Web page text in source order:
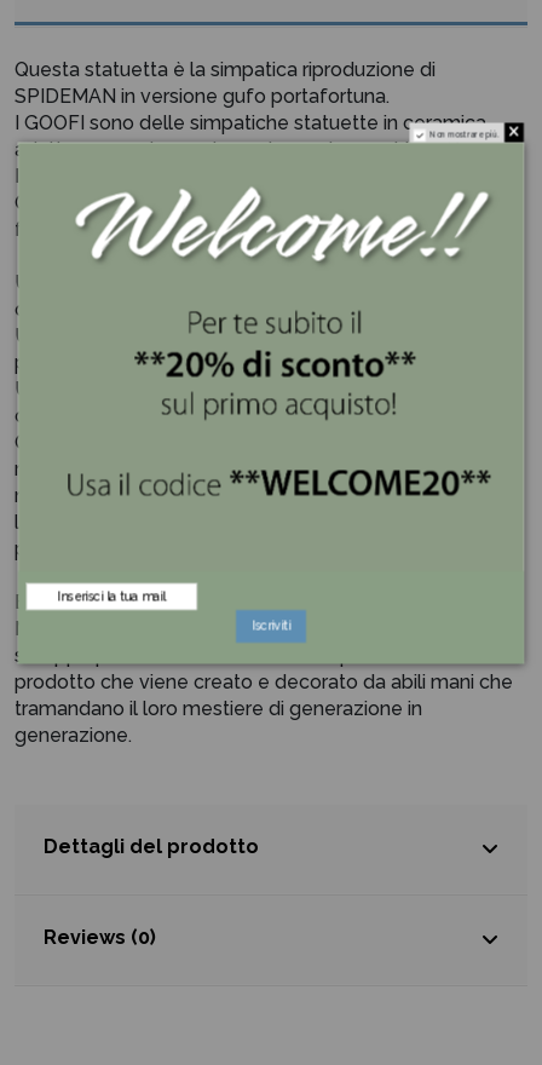
Questa statuetta è la simpatica riproduzione di
SPIDEMAN in versione gufo portafortuna.
I GOOFI sono delle simpatiche statuette in ceramica
adatte per ogni occasione, da regalare a chi vuoi bene.
Ognuno di noi ne ha una, perché nulla al mondo è stato
fatto senza Passione!
Un GOOFI è... uno sguardo stralunato e meravigliato, su
questo mondo così veloce e turbinoso.
Un GOOFI è... un mito, una star che si trasforma in icona
per ritrovare la calma e la saggezza.
Un GOOFI è... un gioco, un ricordo, un’immagine familiare
che ti conforta e ti accompagna.
Ognuno ha un GOOFI che può scaldargli il cuore,
ricordare un momento, far rivivere un’emozione, cinema,
musica, arte, scienza, supereroi, cartoni animati,
letteratura... non c’è forma che un GOOFI non possa
prendere, non c’è mito che il GOOFI non possa incarnare.
Egan nasce a Pollenza, nel laborioso cuore delle
Marche, affermando la sua filosofia di armonizzare lo
sviluppo produttivo con l’unicità e la peculiarità del
prodotto che viene creato e decorato da abili mani che
tramandano il loro mestiere di generazione in
generazione.
Dettagli del prodotto
Reviews (0)
Non mostrare più.
Iscriviti